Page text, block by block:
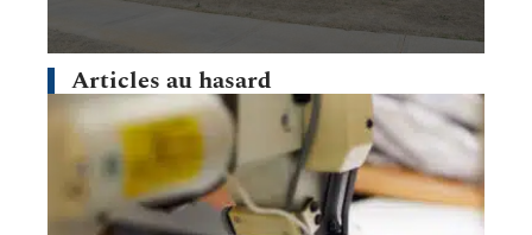
Articles au hasard